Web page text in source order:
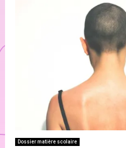
Dossier matière scolaire